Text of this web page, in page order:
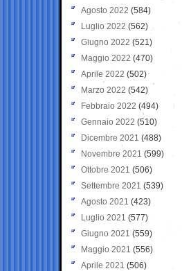
Agosto 2022 (584)
Luglio 2022 (562)
Giugno 2022 (521)
Maggio 2022 (470)
Aprile 2022 (502)
Marzo 2022 (542)
Febbraio 2022 (494)
Gennaio 2022 (510)
Dicembre 2021 (488)
Novembre 2021 (599)
Ottobre 2021 (506)
Settembre 2021 (539)
Agosto 2021 (423)
Luglio 2021 (577)
Giugno 2021(559)
Maggio 2021 (556)
Aprile 2021 (506)